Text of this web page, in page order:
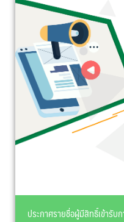
ประกาศรายชื่อผู้มีสิทธิ์เข้ารั